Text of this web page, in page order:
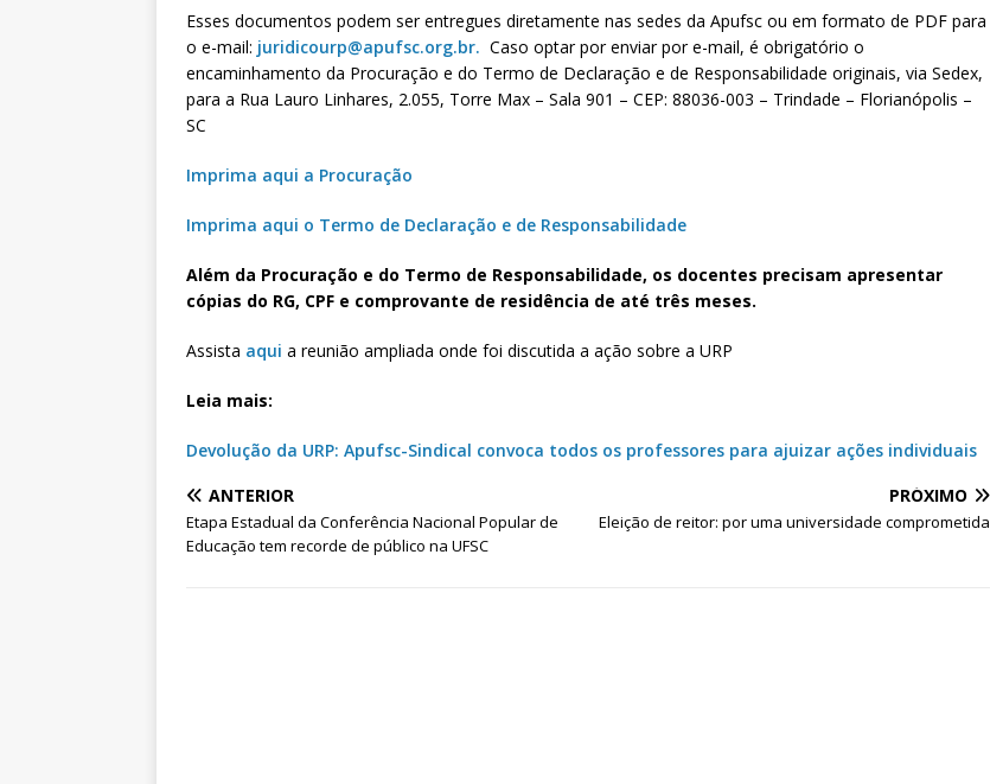
Esses documentos podem ser entregues diretamente nas sedes da Apufsc ou em formato de PDF para
o e-mail: juridicourp@apufsc.org.br. Caso optar por enviar por e-mail, é obrigatório o
encaminhamento da Procuração e do Termo de Declaração e de Responsabilidade originais, via Sedex,
para a Rua Lauro Linhares, 2.055, Torre Max – Sala 901 – CEP: 88036-003 – Trindade – Florianópolis –
SC
Imprima aqui a Procuração
Imprima aqui o Termo de Declaração e de Responsabilidade
Além da Procuração e do Termo de Responsabilidade, os docentes precisam apresentar
cópias do RG, CPF e comprovante de residência de até três meses.
Assista aqui a reunião ampliada onde foi discutida a ação sobre a URP
Leia mais:
Devolução da URP: Apufsc-Sindical convoca todos os professores para ajuizar ações individuais
ANTERIOR
Etapa Estadual da Conferência Nacional Popular de
Educação tem recorde de público na UFSC
PRÓXIMO
Eleição de reitor: por uma universidade comprometida